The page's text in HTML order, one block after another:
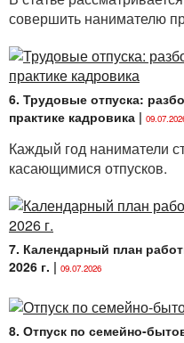
совершить нанимателю
6. Трудовые отпуска:
практике кадровика |
Каждый год наниматели
касающимися отпусков.
7. Календарный план
2026 г. | 09.07.2026
8. Отпуск по семейно-